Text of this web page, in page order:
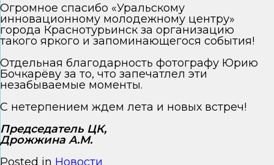
Огромное спасибо «Уральскому
инновационному молодежному центру»
города Краснотурьинск за организацию
такого яркого и запоминающегося события!
Отдельная благодарность фотографу Юрию
Бочкарёву за то, что запечатлел эти
незабываемые моменты.
С нетерпением ждем лета и новых встреч!
Председатель ЦК,
Дрожжина А.М.
Posted in Новости